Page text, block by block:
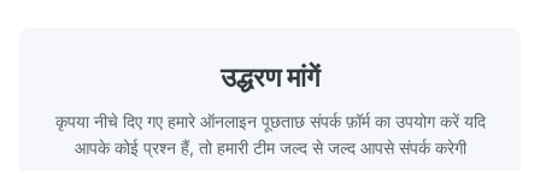
उद्धरण मांगें
कृपया नीचे दिए गए हमारे ऑनलाइन पूछताछ संपर्क फ़ॉर्म का उपयोग करें यदि
आपके कोई प्रश्न हैं, तो हमारी टीम जल्द से जल्द आपसे संपर्क करेगी